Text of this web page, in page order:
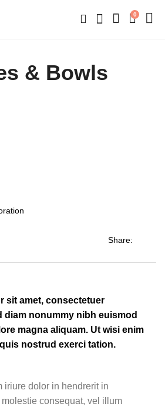
0
& Bowls
Share:
sit amet, consectetuer
diam nonummy nibh euismod
magna aliquam. Ut wisi enim
nostrud exerci tation.
iriure dolor in hendrerit in
consequat, vel illum